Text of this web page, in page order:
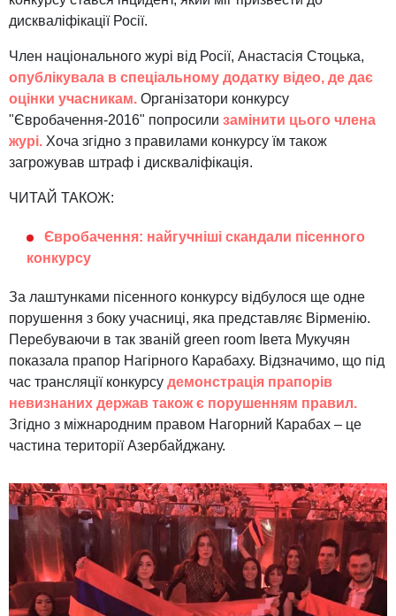
дискваліфікації Росії.
Член національного журі від Росії, Анастасія Стоцька,
опублікувала в спеціальному додатку відео, де дає
оцінки учасникам. Організатори конкурсу
"Євробачення-2016" попросили замінити цього члена
журі. Хоча згідно з правилами конкурсу їм також
загрожував штраф і дискваліфікація.
ЧИТАЙ ТАКОЖ:
Євробачення: найгучніші скандали пісенного
конкурсу
За лаштунками пісенного конкурсу відбулося ще одне
порушення з боку учасниці, яка представляє Вірменію.
Перебуваючи в так званій green room Івета Мукучян
показала прапор Нагірного Карабаху. Відзначимо, що під
час трансляції конкурсу демонстрація прапорів
невизнаних держав також є порушенням правил.
Згідно з міжнародним правом Нагорний Карабах – це
частина території Азербайджану.